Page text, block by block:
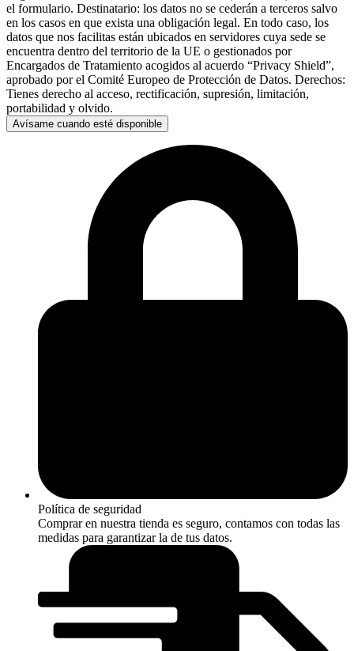
el formulario. Destinatario: los datos no se cederán a terceros salvo
en los casos en que exista una obligación legal. En todo caso, los
datos que nos facilitas están ubicados en servidores cuya sede se
encuentra dentro del territorio de la UE o gestionados por
Encargados de Tratamiento acogidos al acuerdo “Privacy Shield”,
aprobado por el Comité Europeo de Protección de Datos. Derechos:
Tienes derecho al acceso, rectificación, supresión, limitación,
portabilidad y olvido.
Avísame cuando esté disponible
Política de seguridad
Comprar en nuestra tienda es seguro, contamos con todas las
medidas para garantizar la de tus datos.